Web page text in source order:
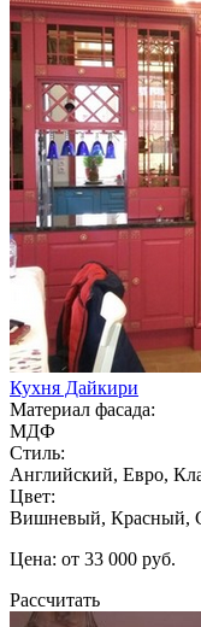
Кухня Дайкири
Материал фасада:
МДФ
Стиль:
Английский, Евро,
Цвет:
Вишневый, Красный,
Цена: от 33 000 руб.
Рассчитать